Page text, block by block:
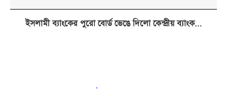
ইসলামী ব্যাংকের পুরো বোর্ড ভেঙে দিলো কেন্দ্রীয় ব্যাংক…